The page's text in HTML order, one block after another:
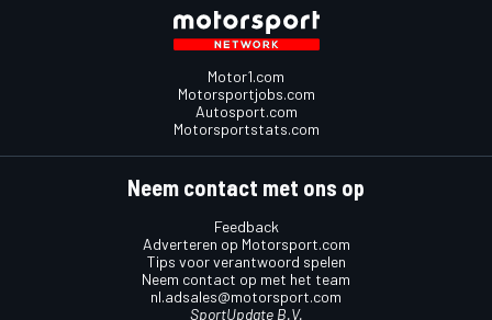
Motor1.com
Motorsportjobs.com
Autosport.com
Motorsportstats.com
Neem contact met ons op
Feedback
Adverteren op Motorsport.com
Tips voor verantwoord spelen
Neem contact op met het team
nl.adsales@motorsport.com
SportUpdate B.V.